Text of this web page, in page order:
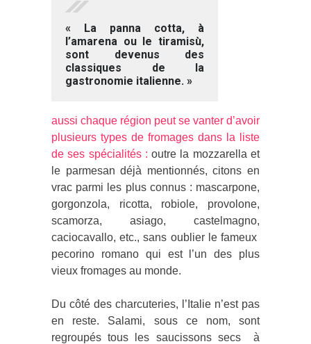
« La panna cotta, à
l’amarena ou le tiramisù,
sont devenus des
classiques de la
gastronomie italienne. »
aussi chaque région peut se vanter d’avoir
plusieurs types de fromages dans la liste
de ses spécialités :outre la mozzarella et
le parmesan déjà mentionnés, citons en
vrac parmi les plus connus : mascarpone,
gorgonzola, ricotta, robiole, provolone,
scamorza, asiago, castelmagno,
caciocavallo, etc., sans oublier le fameux
pecorino romano qui est l’un des plus
vieux fromages au monde.
Du côté des charcuteries, l’Italie n’est pas
en reste. Salami, sous ce nom, sont
regroupés tous les saucissons secs à